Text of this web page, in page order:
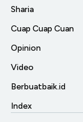
Sharia
Cuap Cuap Cuan
Opinion
Video
Berbuatbaik.id
Index